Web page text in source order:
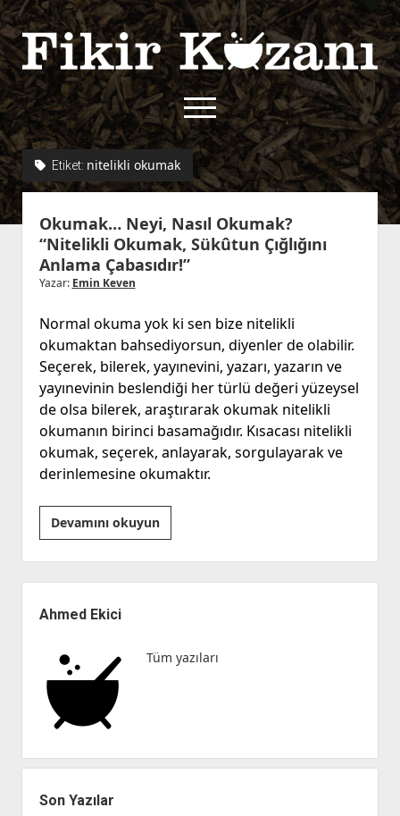
Fikir
Kazanı
menüyü
aç
twitterfacebook
rss
menüyü
aç
Kullanım Koşulları
Gizlilik Politikası
İletişim
Kurallar
Başvuru
Etiket: nitelikli okumak
Okumak… Neyi, Nasıl Okumak?
“Nitelikli Okumak, Sükûtun Çığlığını
Anlama Çabasıdır!”
Yazar: Emin Keven
Normal okuma yok ki sen bize nitelikli
okumaktan bahsediyorsun, diyenler de olabilir.
Seçerek, bilerek, yayınevini, yazarı, yazarın ve
yayınevinin beslendiği her türlü değeri yüzeysel
de olsa bilerek, araştırarak okumak nitelikli
okumanın birinci basamağıdır. Kısacası nitelikli
okumak, seçerek, anlayarak, sorgulayarak ve
derinlemesine okumaktır.
Devamını okuyunOkumak…
Neyi,
Nasıl
Okumak?
Sükûtun
Menü
Ahmed Ekici
Tüm yazıları
Son Yazılar